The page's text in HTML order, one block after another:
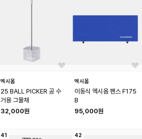
엑시옴
25 BALL PICKER 공 수
거용 그물채
32,000원
엑시옴
이동식 엑시옴 펜스 F175
B
95,000원
41 42